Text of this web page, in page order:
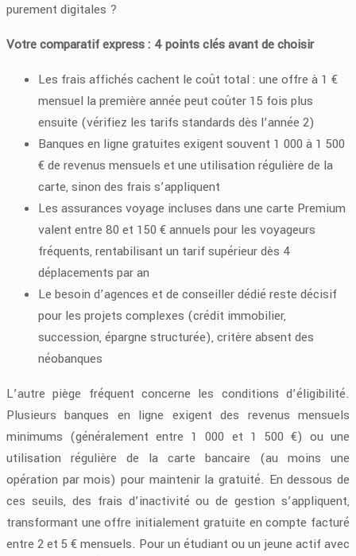
purement digitales ?
Votre comparatif express : 4 points clés avant de choisir
Les frais affichés cachent le coût total : une offre à 1 €
mensuel la première année peut coûter 15 fois plus
ensuite (vérifiez les tarifs standards dès l’année 2)
Banques en ligne gratuites exigent souvent 1 000 à 1 500
€ de revenus mensuels et une utilisation régulière de la
carte, sinon des frais s’appliquent
Les assurances voyage incluses dans une carte Premium
valent entre 80 et 150 € annuels pour les voyageurs
fréquents, rentabilisant un tarif supérieur dès 4
déplacements par an
Le besoin d’agences et de conseiller dédié reste décisif
pour les projets complexes (crédit immobilier,
succession, épargne structurée), critère absent des
néobanques
L’autre piège fréquent concerne les conditions d’éligibilité.
Plusieurs banques en ligne exigent des revenus mensuels
minimums (généralement entre 1 000 et 1 500 €) ou une
utilisation régulière de la carte bancaire (au moins une
opération par mois) pour maintenir la gratuité. En dessous de
ces seuils, des frais d’inactivité ou de gestion s’appliquent,
transformant une offre initialement gratuite en compte facturé
entre 2 et 5 € mensuels. Pour un étudiant ou un jeune actif avec